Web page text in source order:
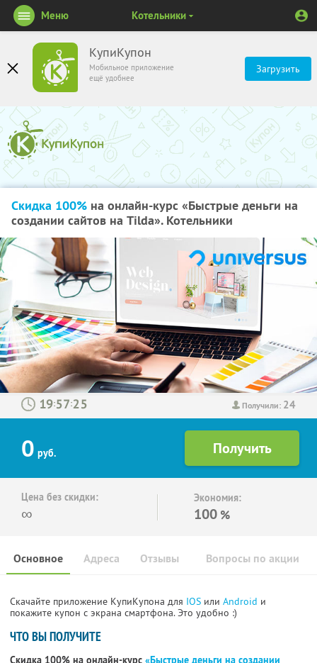
КупиКупон
Мобильное приложение
ещё удобнее
Загрузить
Меню Котельники
Скидка 100% на онлайн-курс «Быстрые деньги на
создании сайтов на Tilda». Котельники
Получили: 24
: :
0 руб.
Цена без скидки:
∞
Экономия:
100 %
Основное Отзывы Вопросы по акции
Адреса
Скачайте приложение КупиКупона для IOS или Android и
покажите купон с экрана смартфона. Это удобно :)
ЧТО ВЫ ПОЛУЧИТЕ
Скидка 100% на онлайн-курс «Быстрые деньги на создании